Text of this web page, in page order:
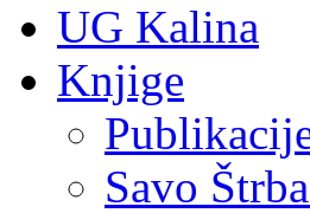
UG Kalina
Knjige
Savo